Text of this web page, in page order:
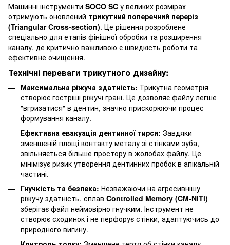
Машинні інструменти SOCO SC у великих розмірах
отримують оновлений трикутний поперечний переріз
(Triangular Cross-section). Це рішення розроблене
спеціально для етапів фінішної обробки та розширення
каналу, де критично важливою є швидкість роботи та
ефективне очищення.
Технічні переваги трикутного дизайну:
Максимальна ріжуча здатність: Трикутна геометрія
створює гостріші ріжучі грані. Це дозволяє файлу легше
"вгризатися" в дентин, значно прискорюючи процес
формування каналу.
Ефективна евакуація дентинної тирси: Завдяки
зменшеній площі контакту металу зі стінками зуба,
звільняється більше простору в жолобах файлу. Це
мінімізує ризик утворення дентинних пробок в апікальній
частині.
Гнучкість та безпека: Незважаючи на агресивнішу
ріжучу здатність, сплав Controlled Memory (CM-NiTi)
зберігає файл неймовірно гнучким. Інструмент не
створює сходинок і не перфорує стінки, адаптуючись до
природного вигину.